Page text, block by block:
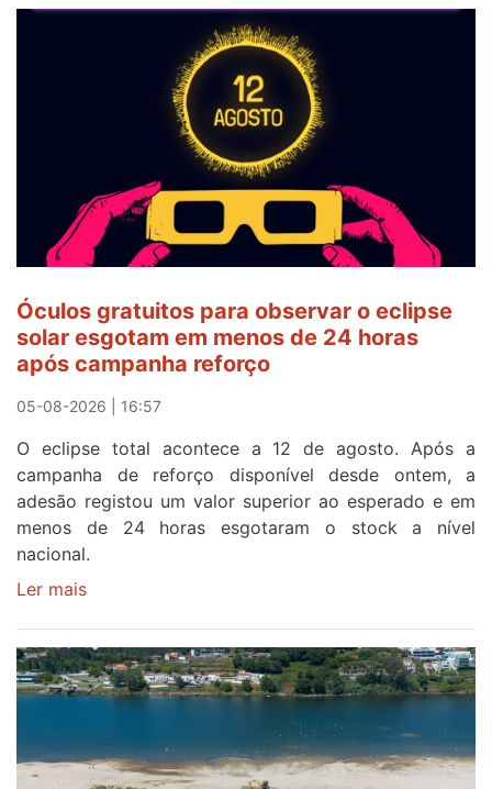
ser
o
quarto
a
a
meta
em
Sintra
primeira
etapa
da
87ª
Volta
Óculos gratuitos para observar o eclipse
solar esgotam em menos de 24 horas
após campanha reforço
05-08-2026 | 16:57
O eclipse total acontece a 12 de agosto. Após a
campanha de reforço disponível desde ontem, a
adesão registou um valor superior ao esperado e em
menos de 24 horas esgotaram o stock a nível
nacional.
Ler mais
gratuitos
para
observar
eclipse
solar